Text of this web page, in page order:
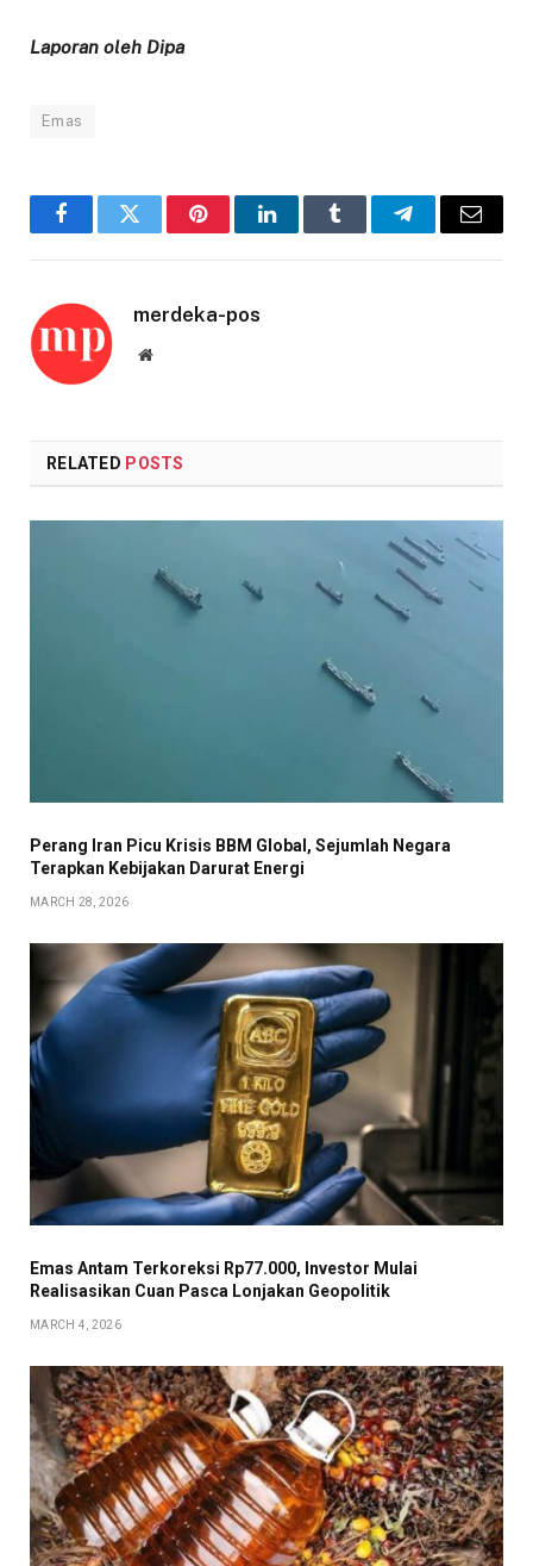
Laporan oleh Dipa
Emas
FacebookTwitter PinterestLinkedInTumblr TelegramEmail
merdeka-pos
Website
RELATED POSTS
Perang Iran Picu Krisis BBM Global, Sejumlah Negara
Terapkan Kebijakan Darurat Energi
MARCH 28, 2026
Emas Antam Terkoreksi Rp77.000, Investor Mulai
Realisasikan Cuan Pasca Lonjakan Geopolitik
MARCH 4, 2026